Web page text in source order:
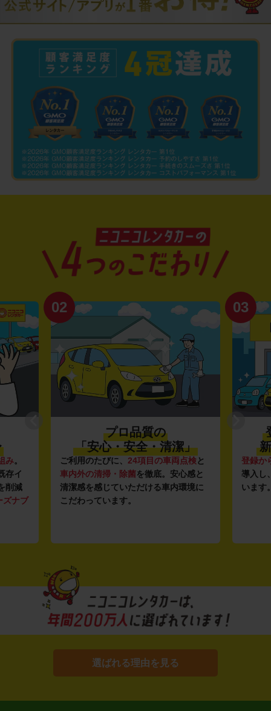
み。
存イ
削減
ズナブ
02
プロ品質の
「安心・安全・清潔」
ご利用のたびに、 24項目の車両点検と
車内外の清掃・除菌を徹底。安心感と
清潔感を感じていただける車内環境に
こだわっています。
03
登録か
導入し
います
選ばれる理由を見る